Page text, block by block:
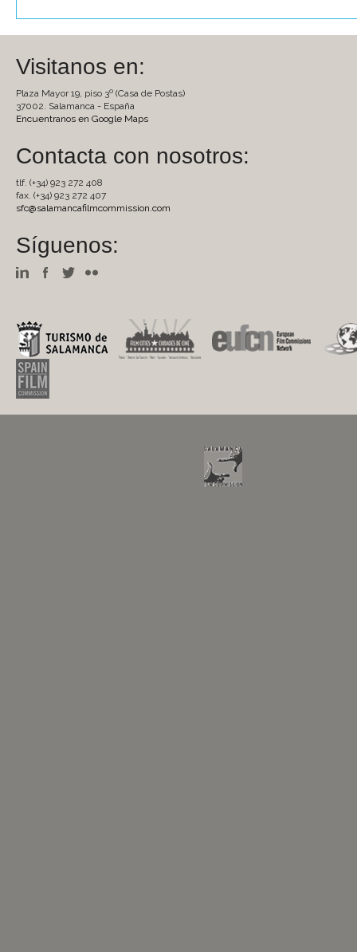
Visitanos en:
Plaza Mayor 19, piso 3º (Casa de Postas)
37002. Salamanca - España
Encuentranos en Google Maps
Contacta con nosotros:
tlf. (+34) 923 272 408
fax. (+34) 923 272 407
sfc@salamancafilmcommission.com
Síguenos: